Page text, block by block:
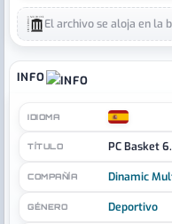
El archivo se aloja en la
INFO
IDIOMA
TÍTULO PC Basket
COMPAÑÍA Dinamic
GÉNERO Deportivo